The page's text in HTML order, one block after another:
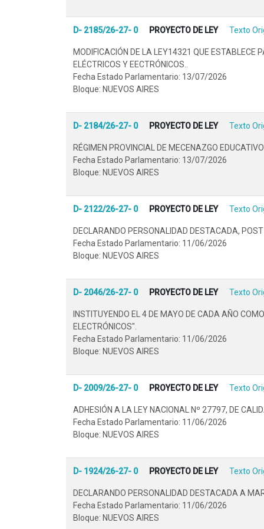
D- 2185/26-27- 0 PROYECTO DE LEY Texto
MODIFICACIÓN DE LA LEY14321 QUE ESTABLECE
ELÉCTRICOS Y EECTRÓNICOS..
Fecha Estado Parlamentario: 13/07/2026
Bloque: NUEVOS AIRES
D- 2184/26-27- 0 PROYECTO DE LEY Texto
RÉGIMEN PROVINCIAL DE MECENAZGO
Fecha Estado Parlamentario: 13/07/2026
Bloque: NUEVOS AIRES
D- 2122/26-27- 0 PROYECTO DE LEY Texto
DECLARANDO PERSONALIDAD DESTACADA,
Fecha Estado Parlamentario: 11/06/2026
Bloque: NUEVOS AIRES
D- 2046/26-27- 0 PROYECTO DE LEY Texto
INSTITUYENDO EL 4 DE MAYO DE CADA AÑO
ELECTRÓNICOS".
Fecha Estado Parlamentario: 11/06/2026
Bloque: NUEVOS AIRES
D- 2009/26-27- 0 PROYECTO DE LEY Texto
ADHESIÓN A LA LEY NACIONAL Nº 27797, DE
Fecha Estado Parlamentario: 11/06/2026
Bloque: NUEVOS AIRES
D- 1924/26-27- 0 PROYECTO DE LEY Texto
DECLARANDO PERSONALIDAD DESTACADA A
Fecha Estado Parlamentario: 11/06/2026
Bloque: NUEVOS AIRES